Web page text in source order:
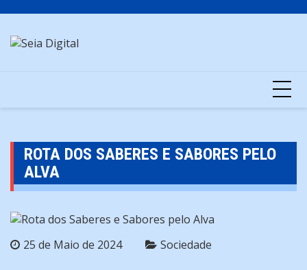
content
ROTA DOS SABERES E SABORES PELO
ALVA
25 de Maio de 2024 Sociedade